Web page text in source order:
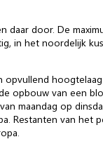
daar door. De
in het noordelijk
opvullend
opbouw van een
maandag op
Restanten van het